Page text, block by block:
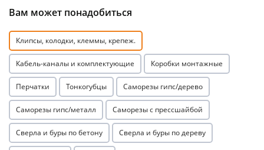
Вам может понадобиться
Клипсы, колодки, клеммы, крепеж.
Кабель-каналы и комплектующие Коробки монтажные
Перчатки Тонкогубцы Саморезы гипс/дерево
Саморезы гипс/металл Саморезы с прессшайбой
Сверла и буры по бетону Сверла и буры по дереву